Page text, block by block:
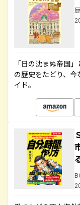
「日の沈まぬ帝国
の歴史をたどり、
イド。